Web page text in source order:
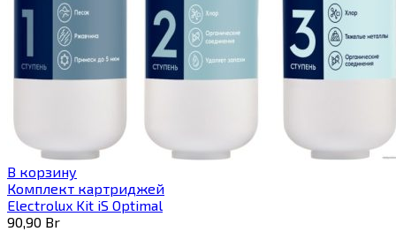
В корзину
Комплект картриджей
Electrolux Kit iS Optimal
90,90 Br